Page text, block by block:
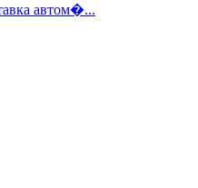
автом�...